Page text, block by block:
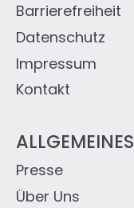
ALLGEMEINES
Über Uns
Presse
Kontakt
Impressum
Datenschutz
Barrierefreiheit